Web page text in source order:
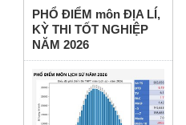
PHỔ ĐIỂM môn ĐỊA LÍ,
KỲ THI TỐT NGHIỆP
NĂM 2026